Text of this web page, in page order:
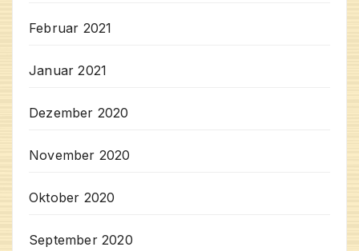
Februar 2021
Januar 2021
Dezember 2020
November 2020
Oktober 2020
September 2020